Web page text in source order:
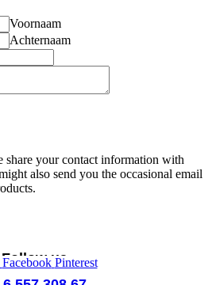
Voornaam
Achternaam
share your contact information with
also send you the occasional email
Follow us
Facebook Pinterest